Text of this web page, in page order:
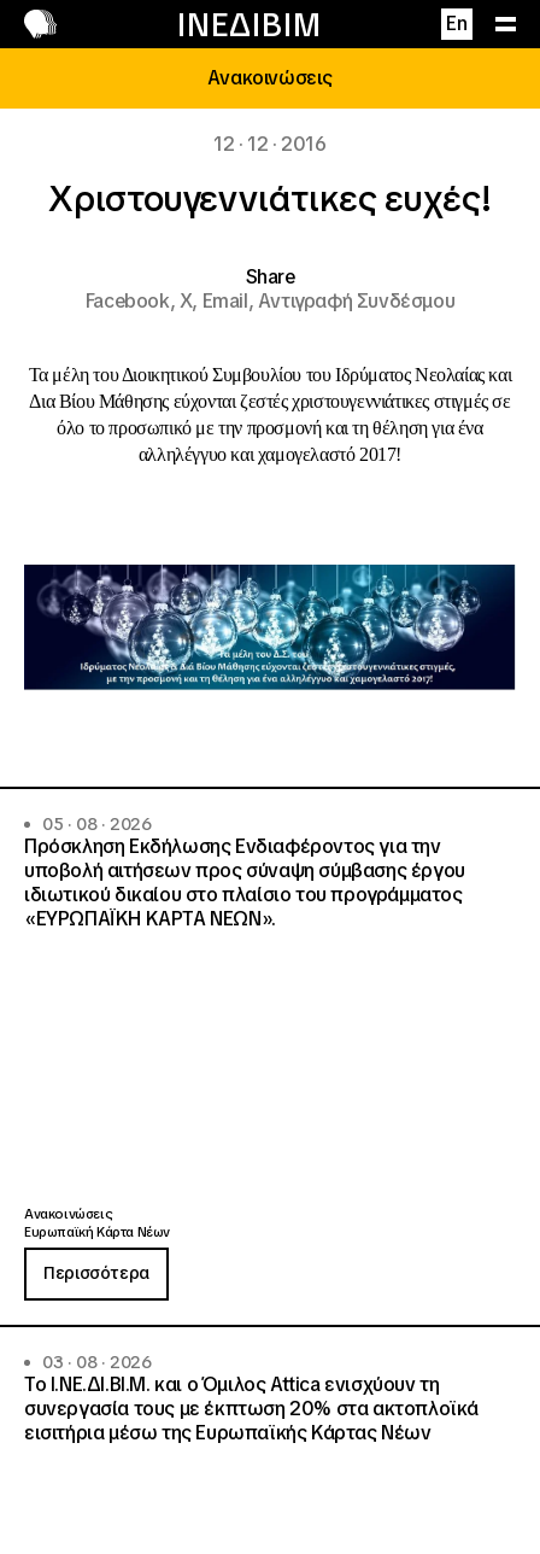
ΙΝΕΔΙΒΙΜ En
Επικοινωνία
Ανακοινώσεις
12 · 12 · 2016
Χριστουγεννιάτικες ευχές!
Share
Facebook,X, Email,Αντιγραφή Συνδέσμου
Τα μέλη του Διοικητικού Συμβουλίου του Ιδρύματος Νεολαίας και
Δια Βίου Μάθησης εύχονται ζεστές χριστουγεννιάτικες στιγμές σε
όλο το προσωπικό με την προσμονή και τη θέληση για ένα
αλληλέγγυο και χαμογελαστό 2017!
05 · 08 · 2026
Πρόσκληση Εκδήλωσης Ενδιαφέροντος για την
υποβολή αιτήσεων προς σύναψη σύμβασης έργου
ιδιωτικού δικαίου στο πλαίσιο του προγράμματος
«ΕΥΡΩΠΑΪΚΗ ΚΑΡΤΑ ΝΕΩΝ».
Ανακοινώσεις
Ευρωπαϊκή Κάρτα Νέων
Περισσότερα
03 · 08 · 2026
Το Ι.ΝΕ.ΔΙ.ΒΙ.Μ. και o Όμιλος Attica ενισχύουν τη
συνεργασία τους με έκπτωση 20% στα ακτοπλοϊκά
εισιτήρια μέσω της Ευρωπαϊκής Κάρτας Νέων